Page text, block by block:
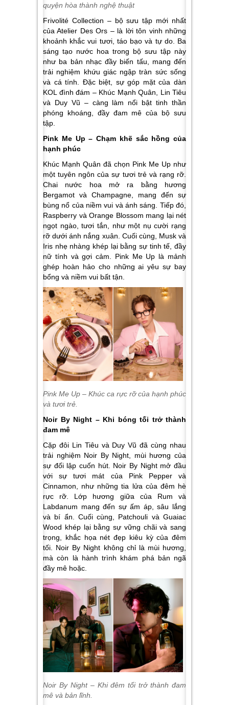
quyện hòa thành nghệ thuật
Frivolité Collection – bộ sưu tập mới nhất
của Atelier Des Ors – là lời tôn vinh những
khoảnh khắc vui tươi, táo bạo và tự do. Ba
sáng tạo nước hoa trong bộ sưu tập này
như ba bản nhạc đầy biến tấu, mang đến
trải nghiệm khứu giác ngập tràn sức sống
và cá tính. Đặc biệt, sự góp mặt của dàn
KOL đình đám – Khúc Mạnh Quân, Lin Tiêu
và Duy Vũ – càng làm nổi bật tinh thần
phóng khoáng, đầy đam mê của bộ sưu
tập.
Pink Me Up – Chạm khẽ sắc hồng của
hạnh phúc
Khúc Mạnh Quân đã chọn Pink Me Up như
một tuyên ngôn của sự tươi trẻ và rạng rỡ.
Chai nước hoa mở ra bằng hương
Bergamot và Champagne, mang đến sự
bùng nổ của niềm vui và ánh sáng. Tiếp đó,
Raspberry và Orange Blossom mang lại nét
ngọt ngào, tươi tắn, như một nụ cười rạng
rỡ dưới ánh nắng xuân. Cuối cùng, Musk và
Iris nhẹ nhàng khép lại bằng sự tinh tế, đầy
nữ tính và gợi cảm. Pink Me Up là mảnh
ghép hoàn hảo cho những ai yêu sự bay
bổng và niềm vui bất tận.
Pink Me Up – Khúc ca rực rỡ của hạnh phúc
và tươi trẻ.
Noir By Night – Khi bóng tối trở thành
đam mê
Cặp đôi Lin Tiêu và Duy Vũ đã cùng nhau
trải nghiệm Noir By Night, mùi hương của
sự đối lập cuốn hút. Noir By Night mở đầu
với sự tươi mát của Pink Pepper và
Cinnamon, như những tia lửa của đêm hè
rực rỡ. Lớp hương giữa của Rum và
Labdanum mang đến sự ấm áp, sâu lắng
và bí ẩn. Cuối cùng, Patchouli và Guaiac
Wood khép lại bằng sự vững chãi và sang
trọng, khắc họa nét đẹp kiêu kỳ của đêm
tối. Noir By Night không chỉ là mùi hương,
mà còn là hành trình khám phá bản ngã
đầy mê hoặc.
Noir By Night – Khi đêm tối trở thành đam
mê và bản lĩnh.